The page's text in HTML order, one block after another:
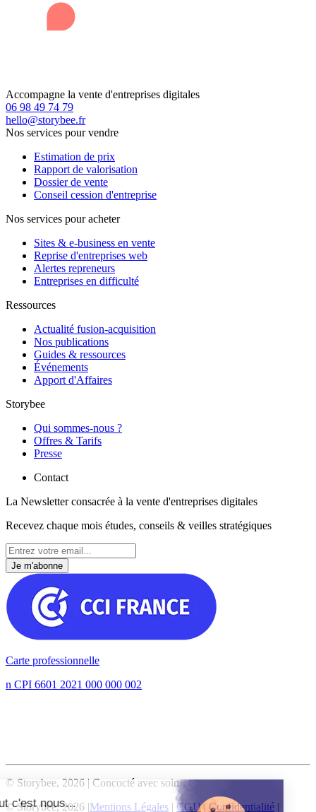
Accompagne la vente d'entreprises digitales
06 98 49 74 79
hello@storybee.fr
Nos services pour vendre
Estimation de prix
Rapport de valorisation
Dossier de vente
Conseil cession d'entreprise
Nos services pour acheter
Sites & e-business en vente
Reprise d'entreprises web
Alertes repreneurs
Entreprises en difficulté
Ressources
Actualité fusion-acquisition
Nos publications
Guides & ressources
Événements
Apport d'Affaires
Storybee
Qui sommes-nous ?
Offres & Tarifs
Presse
Contact
La Newsletter consacrée à la vente d'entreprises digitales
Recevez chaque mois études, conseils & veilles stratégiques
Je m'abonne
Carte professionnelle
n CPI 6601 2021 000 000 002
© Storybee, 2026 | Concocté avec soin
©Storybee,2026 |Mentions Légales | CGU| Confidentialité |
Salut c'est nous...